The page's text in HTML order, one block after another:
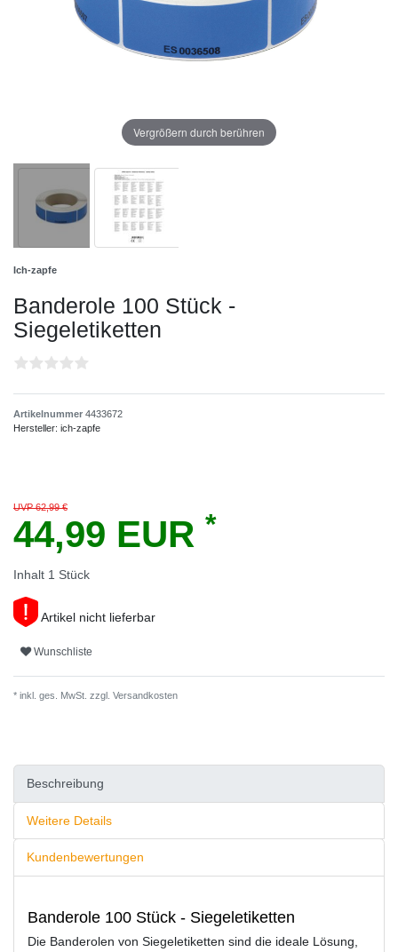
Vergrößern durch berühren
Ich-zapfe
Banderole 100 Stück -
Siegeletiketten
Artikelnummer 4433672
Hersteller: ich-zapfe
UVP 62,99 €
44,99 EUR *
Inhalt 1 Stück
Artikel nicht lieferbar
Wunschliste
* inkl. ges. MwSt. zzgl. Versandkosten
Beschreibung
Weitere Details
Kundenbewertungen
Banderole 100 Stück - Siegeletiketten
Die Banderolen von Siegeletiketten sind die ideale Lösung,